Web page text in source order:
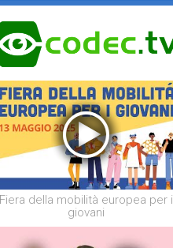
Fiera della mobilità europea per i
giovani